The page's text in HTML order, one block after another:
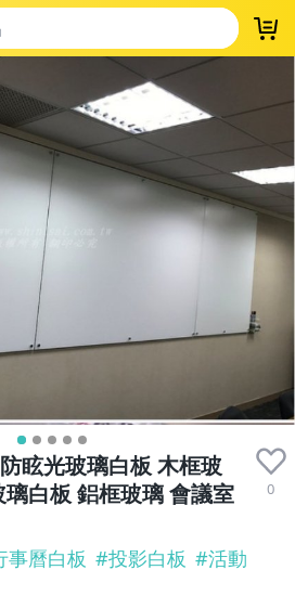
眩光玻璃白板 木框玻
白板 鋁框玻璃 會議室
0
事曆白板 #投影白板 #活動